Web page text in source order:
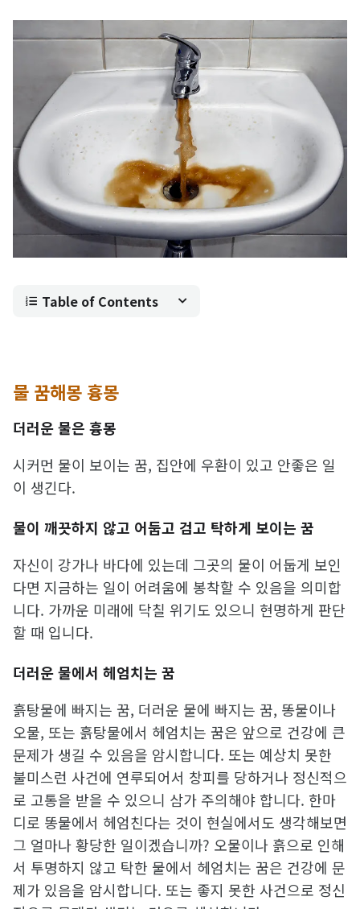
Table of Contents
물 꿈해몽 흉몽
더러운 물은 흉몽
시커먼 물이 보이는 꿈, 집안에 우환이 있고 안좋은 일
이 생긴다.
물이 깨끗하지 않고 어둡고 검고 탁하게 보이는 꿈
자신이 강가나 바다에 있는데 그곳의 물이 어둡게 보인
다면 지금하는 일이 어려움에 봉착할 수 있음을 의미합
니다. 가까운 미래에 닥칠 위기도 있으니 현명하게 판단
할 때 입니다.
더러운 물에서 헤엄치는 꿈
흙탕물에 빠지는 꿈, 더러운 물에 빠지는 꿈, 똥물이나
오물, 또는 흙탕물에서 헤엄치는 꿈은 앞으로 건강에 큰
문제가 생길 수 있음을 암시합니다. 또는 예상치 못한
불미스런 사건에 연루되어서 창피를 당하거나 정신적으
로 고통을 받을 수 있으니 삼가 주의해야 합니다. 한마
디로 똥물에서 헤엄친다는 것이 현실에서도 생각해보면
그 얼마나 황당한 일이겠습니까? 오물이나 흙으로 인해
서 투명하지 않고 탁한 물에서 헤엄치는 꿈은 건강에 문
제가 있음을 암시합니다. 또는 좋지 못한 사건으로 정신